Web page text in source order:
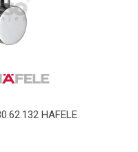
HAFELE